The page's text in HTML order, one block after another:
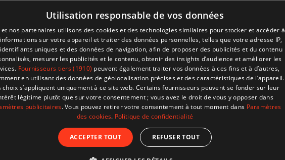
CGV
Page Cookies
Politique de Confidentialité
Utilisation responsable de vos données
et nos partenaires utilisons des cookies et des technologies similaires pour stocker et accéder à
sur votre appareil et traiter des données personnelles, telles que votre adresse IP,
uniques et des données de navigation, afin de proposer des publicités et du contenu
mesurer les publicités et le contenu, obtenir des insights d’audience et améliorer les
Fournisseurs tiers (1910) peuvent également traiter vos données à ces fins et à d’autres,
en utilisant des données de géolocalisation précises et des caractéristiques de l’appareil.
choix s’appliquent uniquement à ce site web. Certains fournisseurs peuvent se fonder sur leur
légitime plutôt que sur votre consentement ; vous avez le droit de vous y opposer dans
publicitaires. Vous pouvez retirer votre consentement à tout moment dans Paramètres
des cookies. Politique de confidentialité
ACCEPTER TOUT REFUSER TOUT